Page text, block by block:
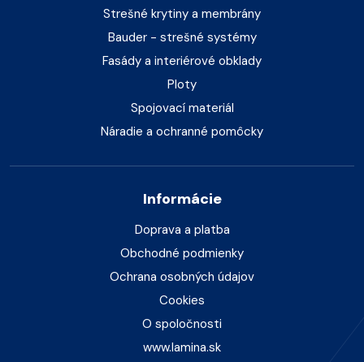
Strešné krytiny a membrány
Bauder - strešné systémy
Fasády a interiérové obklady
Ploty
Spojovací materiál
Náradie a ochranné pomôcky
Informácie
Doprava a platba
Obchodné podmienky
Ochrana osobných údajov
Cookies
O spoločnosti
www.lamina.sk